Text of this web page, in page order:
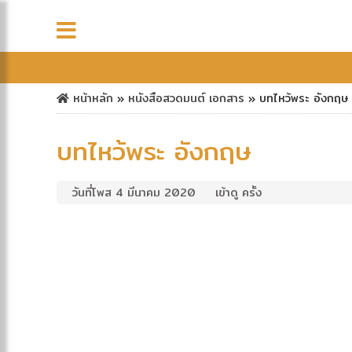
หน้าหลัก » หนังสือสวดมนต์ เอกสาร » บทไหว้พระ อังกฤษ
บทไหว้พระ อังกฤษ
วันที่โพส 4 มีนาคม 2020 เข้าดู ครั้ง